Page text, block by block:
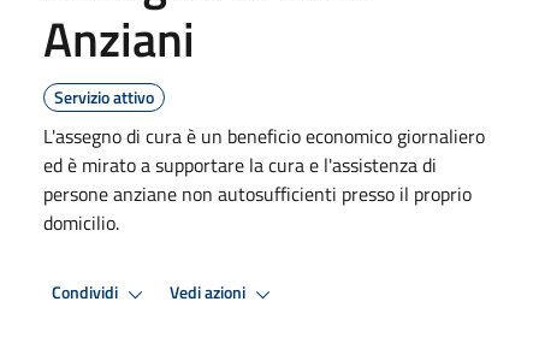
Anziani
Servizio attivo
L'assegno di cura è un beneficio economico giornaliero
ed è mirato a supportare la cura e l'assistenza di
persone anziane non autosufficienti presso il proprio
domicilio.
Condividi Vedi azioni